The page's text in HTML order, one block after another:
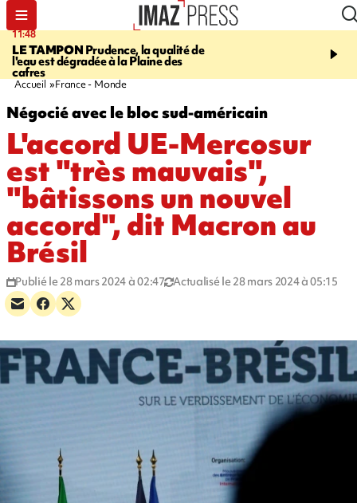
11:48
LE TAMPON Prudence, la qualité de
l'eau est dégradée à la Plaine des
cafres
12:48
Cap Lahoussaye du 10
Accueil France - Monde
Négocié avec le bloc sud-américain
L'accord UE-Mercosur
est "très mauvais",
"bâtissons un nouvel
accord", dit Macron au
Brésil
Publié le 28 mars 2024 à 02:47 Actualisé le 28 mars 2024 à 05:15